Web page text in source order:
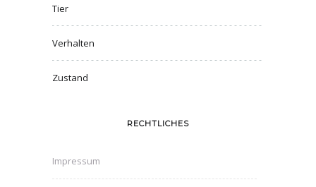
Tier
Verhalten
Zustand
RECHTLICHES
Impressum